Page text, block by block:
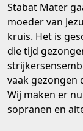
Stabat Mater
moeder van
kruis. Het is
die tijd
vaak gezongen
Wij maken er
sopranen en